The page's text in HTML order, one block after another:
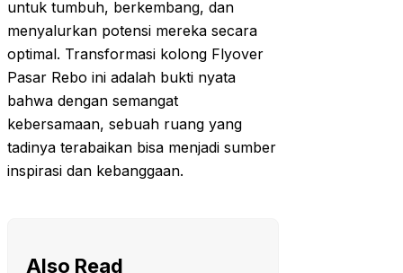
untuk tumbuh, berkembang, dan
menyalurkan potensi mereka secara
optimal. Transformasi kolong Flyover
Pasar Rebo ini adalah bukti nyata
bahwa dengan semangat
kebersamaan, sebuah ruang yang
tadinya terabaikan bisa menjadi sumber
inspirasi dan kebanggaan.
Also Read